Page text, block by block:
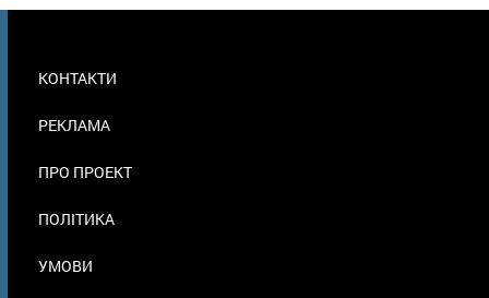
В
КОНТАКТИ
РЕКЛАМА
ПРО ПРОЕКТ
ПОЛІТИКА
УМОВИ